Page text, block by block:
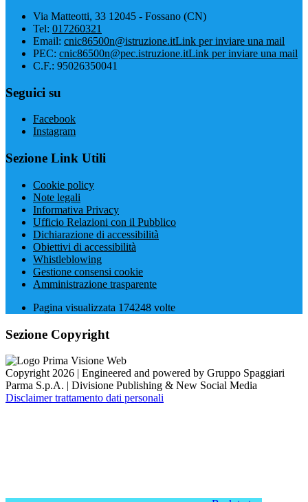
Via Matteotti, 33 12045 - Fossano (CN)
Tel: 017260321
Email: cnic86500n@istruzione.itLink per inviare una mail
PEC: cnic86500n@pec.istruzione.itLink per inviare una mail
C.F.: 95026350041
Seguici su
Facebook
Instagram
Sezione Link Utili
Cookie policy
Note legali
Informativa Privacy
Ufficio Relazioni con il Pubblico
Dichiarazione di accessibilità
Obiettivi di accessibilità
Whistleblowing
Gestione consensi cookie
Amministrazione trasparente
Pagina visualizzata 174248 volte
Sezione Copyright
Copyright 2026 | Engineered and powered by Gruppo Spaggiari
Parma S.p.A. | Divisione Publishing & New Social Media
Disclaimer trattamento dati personali